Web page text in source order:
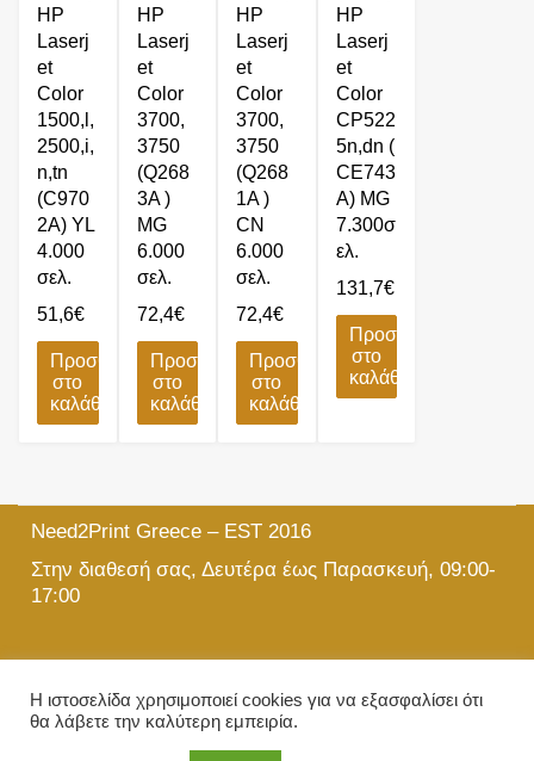
HP
Laserj
et
Color
1500,l,
2500,i,
n,tn
(C970
2A) YL
4.000
σελ.
51,6€
Προσθήκη
στο
καλάθι
HP
Laserj
et
Color
3700,
3750
(Q268
3A )
MG
6.000
σελ.
72,4€
Προσθήκη
στο
καλάθι
HP
Laserj
et
Color
3700,
3750
(Q268
1A )
CN
6.000
σελ.
72,4€
Προσθήκη
στο
καλάθι
HP
Laserj
et
Color
CP522
5n,dn (
CE743
A) MG
7.300σ
ελ.
131,7€
Προσθήκη
στο
καλάθι
Need2Print Greece – EST 2016
Στην διαθεσή σας, Δευτέρα έως Παρασκευή, 09:00-
17:00
215 501 5903
info@need2print.gr
Η ιστοσελίδα χρησιμοποιεί cookies για να εξασφαλίσει ότι
θα λάβετε την καλύτερη εμπειρία.